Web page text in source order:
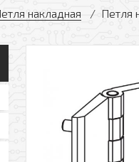
накладная Петля